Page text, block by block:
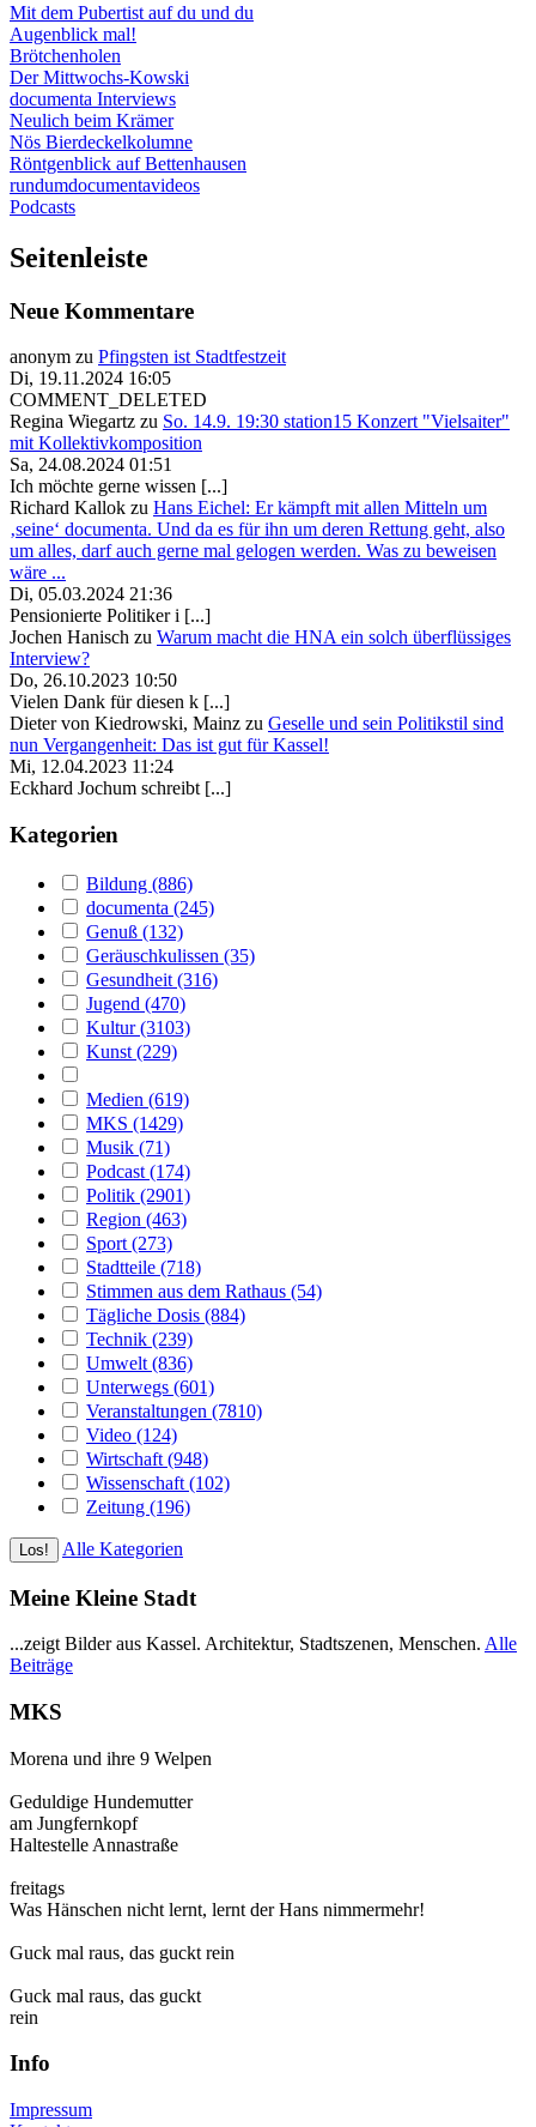
Mit dem Pubertist auf du und du
Augenblick mal!
Brötchenholen
Der Mittwochs-Kowski
documenta Interviews
Neulich beim Krämer
Nös Bierdeckelkolumne
Röntgenblick auf Bettenhausen
rundumdocumentavideos
Podcasts
Seitenleiste
Neue Kommentare
anonym zu Pfingsten ist Stadtfestzeit
Di, 19.11.2024 16:05
COMMENT_DELETED
Regina Wiegartz zu So. 14.9. 19:30 station15 Konzert "Vielsaiter"
mit Kollektivkomposition
Sa, 24.08.2024 01:51
Ich möchte gerne wissen [...]
Richard Kallok zu Hans Eichel: Er kämpft mit allen Mitteln um
‚seine‘ documenta. Und da es für ihn um deren Rettung geht, also
um alles, darf auch gerne mal gelogen werden. Was zu beweisen
wäre ...
Di, 05.03.2024 21:36
Pensionierte Politiker i [...]
Jochen Hanisch zu Warum macht die HNA ein solch überflüssiges
Interview?
Do, 26.10.2023 10:50
Vielen Dank für diesen k [...]
Dieter von Kiedrowski, Mainz zu Geselle und sein Politikstil sind
nun Vergangenheit: Das ist gut für Kassel!
Mi, 12.04.2023 11:24
Eckhard Jochum schreibt [...]
Kategorien
Bildung (886)
documenta (245)
Genuß (132)
Geräuschkulissen (35)
Gesundheit (316)
Jugend (470)
Kultur (3103)
Kunst (229)
Medien (619)
MKS (1429)
Musik (71)
Podcast (174)
Politik (2901)
Region (463)
Sport (273)
Stadtteile (718)
Stimmen aus dem Rathaus (54)
Tägliche Dosis (884)
Technik (239)
Umwelt (836)
Unterwegs (601)
Veranstaltungen (7810)
Video (124)
Wirtschaft (948)
Wissenschaft (102)
Zeitung (196)
Alle Kategorien
Meine Kleine Stadt
...zeigt Bilder aus Kassel. Architektur, Stadtszenen, Menschen. Alle
Beiträge
MKS
Morena und ihre 9 Welpen
Geduldige Hundemutter
am Jungfernkopf
Haltestelle Annastraße
freitags
Was Hänschen nicht lernt, lernt der Hans nimmermehr!
Guck mal raus, das guckt rein
Guck mal raus, das guckt
rein
Info
Impressum